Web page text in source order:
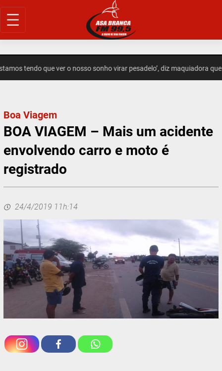
Pular
para
tendo que ver o nosso sonho virar pesadelo’, diz maquiadora que
Boa Viagem
BOA VIAGEM – Mais um acidente
envolvendo carro e moto é
registrado
24/4/2019 11h:14